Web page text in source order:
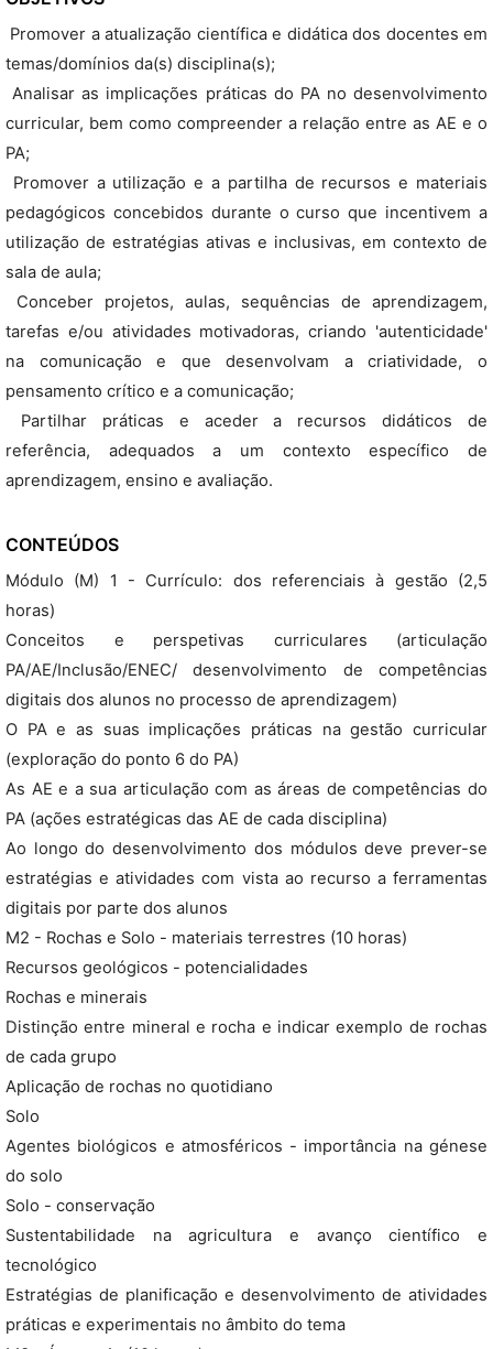
 Promover a atualização científica e didática dos docentes em
temas/domínios da(s) disciplina(s);
 Analisar as implicações práticas do PA no desenvolvimento
curricular, bem como compreender a relação entre as AE e o
PA;
 Promover a utilização e a partilha de recursos e materiais
pedagógicos concebidos durante o curso que incentivem a
utilização de estratégias ativas e inclusivas, em contexto de
sala de aula;
 Conceber projetos, aulas, sequências de aprendizagem,
tarefas e/ou atividades motivadoras, criando 'autenticidade'
na comunicação e que desenvolvam a criatividade, o
pensamento crítico e a comunicação;
 Partilhar práticas e aceder a recursos didáticos de
referência, adequados a um contexto específico de
aprendizagem, ensino e avaliação.
CONTEÚDOS
Módulo (M) 1 - Currículo: dos referenciais à gestão (2,5
horas)
Conceitos e perspetivas curriculares (articulação
PA/AE/Inclusão/ENEC/ desenvolvimento de competências
digitais dos alunos no processo de aprendizagem)
O PA e as suas implicações práticas na gestão curricular
(exploração do ponto 6 do PA)
As AE e a sua articulação com as áreas de competências do
PA (ações estratégicas das AE de cada disciplina)
Ao longo do desenvolvimento dos módulos deve prever-se
estratégias e atividades com vista ao recurso a ferramentas
digitais por parte dos alunos
M2 - Rochas e Solo - materiais terrestres (10 horas)
Recursos geológicos - potencialidades
Rochas e minerais
Distinção entre mineral e rocha e indicar exemplo de rochas
de cada grupo
Aplicação de rochas no quotidiano
Solo
Agentes biológicos e atmosféricos - importância na génese
do solo
Solo - conservação
Sustentabilidade na agricultura e avanço científico e
tecnológico
Estratégias de planificação e desenvolvimento de atividades
práticas e experimentais no âmbito do tema